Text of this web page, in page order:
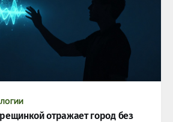
отражает город без